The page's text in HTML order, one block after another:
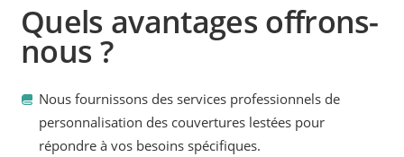
Quels avantages offrons-
nous ?
Nous fournissons des services professionnels de
personnalisation des couvertures lestées pour
répondre à vos besoins spécifiques.